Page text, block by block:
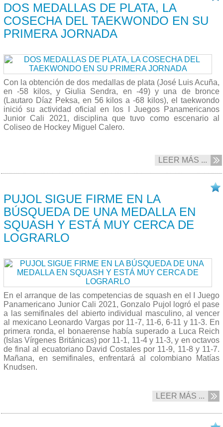
DOS MEDALLAS DE PLATA, LA
COSECHA DEL TAEKWONDO EN SU
PRIMERA JORNADA
Con la obtención de dos medallas de plata (José Luis Acuña,
en -58 kilos, y Giulia Sendra, en -49) y una de bronce
(Lautaro Díaz Peksa, en 56 kilos a -68 kilos), el taekwondo
inició su actividad oficial en los I Juegos Panamericanos
Junior Cali 2021, disciplina que tuvo como escenario al
Coliseo de Hockey Miguel Calero.
LEER MÁS ...
PUJOL SIGUE FIRME EN LA
BÚSQUEDA DE UNA MEDALLA EN
SQUASH Y ESTÁ MUY CERCA DE
LOGRARLO
En el arranque de las competencias de squash en el I Juego
Panamericano Junior Cali 2021, Gonzalo Pujol logró el pase
a las semifinales del abierto individual masculino, al vencer
al mexicano Leonardo Vargas por 11-7, 11-6, 6-11 y 11-3. En
primera ronda, el bonaerense había superado a Luca Reich
(Islas Vírgenes Británicas) por 11-1, 11-4 y 11-3, y en octavos
de final al ecuatoriano David Costales por 11-9, 11-8 y 11-7.
Mañana, en semifinales, enfrentará al colombiano Matías
Knudsen.
LEER MÁS ...